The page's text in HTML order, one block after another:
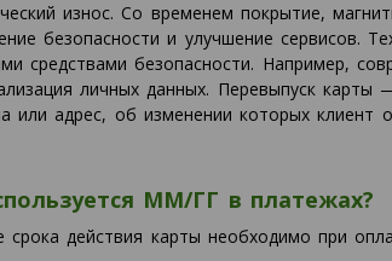
износ. Со временем покрытие,
безопасности и улучшение сервисов.
средствами безопасности. Например,
личных данных. Перевыпуск
или адрес, об изменении которых клиент
ММ/ГГ в платежах?
срока действия карты необходимо при